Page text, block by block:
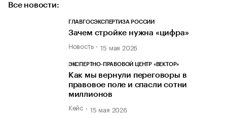
Все новости:
ГЛАВГОСЭКСПЕРТИЗА РОССИИ
Зачем стройке нужна «цифра»
Новость 15 мая 2026
ЭКСПЕРТНО-ПРАВОВОЙ ЦЕНТР «ВЕКТОР»
Как мы вернули переговоры в
правовое поле и спасли сотни
миллионов
Кейс 15 мая 2026